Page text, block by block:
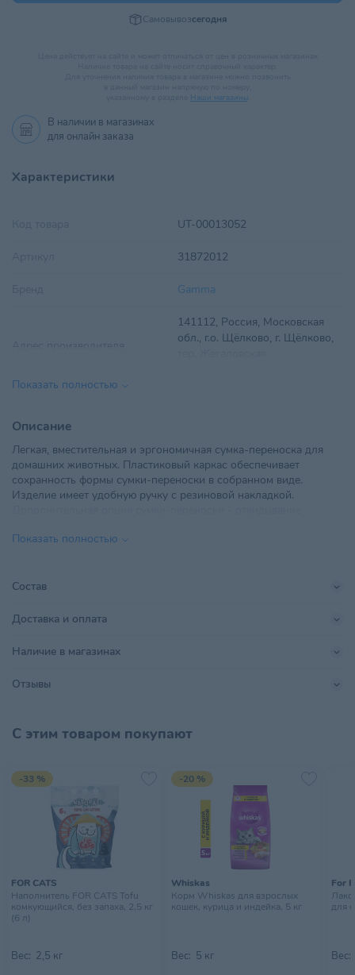
Самовывозсегодня
Наши магазины.
В наличии в магазинах
для онлайн заказа
Характеристики
UT-00013052
31872012
Gamma
141112, Россия, Московская
обл., г.о. Щёлково, г. Щёлково,
Импортер в РБ
Параметры 600*440*10
Поставщик ТриолБел
Производитель
Тип питомца
Показать полностью
Описание
Легкая, вместительная и эргономичная сумка-переноска для
домашних животных. Пластиковый каркас обеспечивает
сохранность формы сумки-переноски в собранном виде.
Изделие имеет удобную ручку с резиновой накладкой.
розовый
Показать полностью
Состав
Доставка и оплата
Наличие в магазинах
Отзывы
С этим товаром покупают
-33 %
FOR CATS
Наполнитель FOR CATS Tofu
комкующийся, без запаха, 2,5 кг
(6 л)
Вес: 2,5 кг
-20 %
Whiskas
Корм Whiskas для взрослых
кошек, курица и индейка, 5 кг
Вес: 5 кг
For
для
Вес: